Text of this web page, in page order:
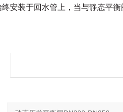
安装于回水管上，当与静态平衡